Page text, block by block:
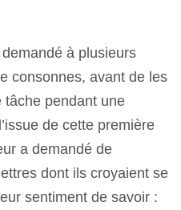
à plusieurs
consonnes, avant de les
tâche pendant une
de cette première
a demandé de
dont ils croyaient se
sentiment de savoir :